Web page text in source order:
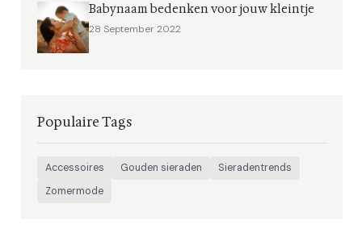
Babynaam bedenken voor jouw kleintje
28 September 2022
Populaire Tags
Accessoires Gouden sieraden
Sieradentrends
Zomermode